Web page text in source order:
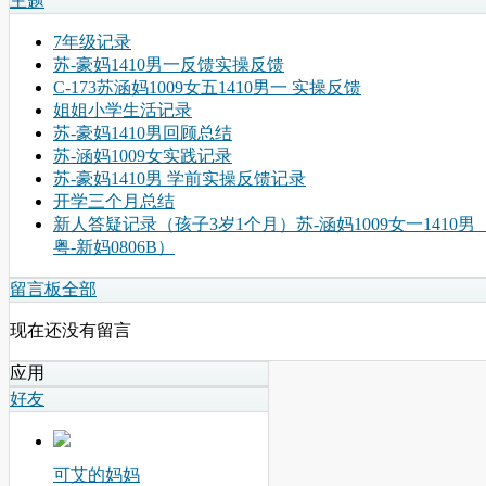
7年级记录
苏-豪妈1410男一反馈实操反馈
C-173苏涵妈1009女五1410男一 实操反馈
姐姐小学生活记录
苏-豪妈1410男回顾总结
苏-涵妈1009女实践记录
苏-豪妈1410男 学前实操反馈记录
开学三个月总结
新人答疑记录（孩子3岁1个月）苏-涵妈1009女一1410男
粤-新妈0806B）
留言板全部
现在还没有留言
应用
好友
可艾的妈妈